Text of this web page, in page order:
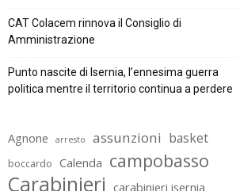
CAT Colacem rinnova il Consiglio di
Amministrazione
Punto nascite di Isernia, l’ennesima guerra
politica mentre il territorio continua a perdere
Agnone arresto assunzioni basket
boccardo Calenda campobasso
Carabinieri carabinieri isernia